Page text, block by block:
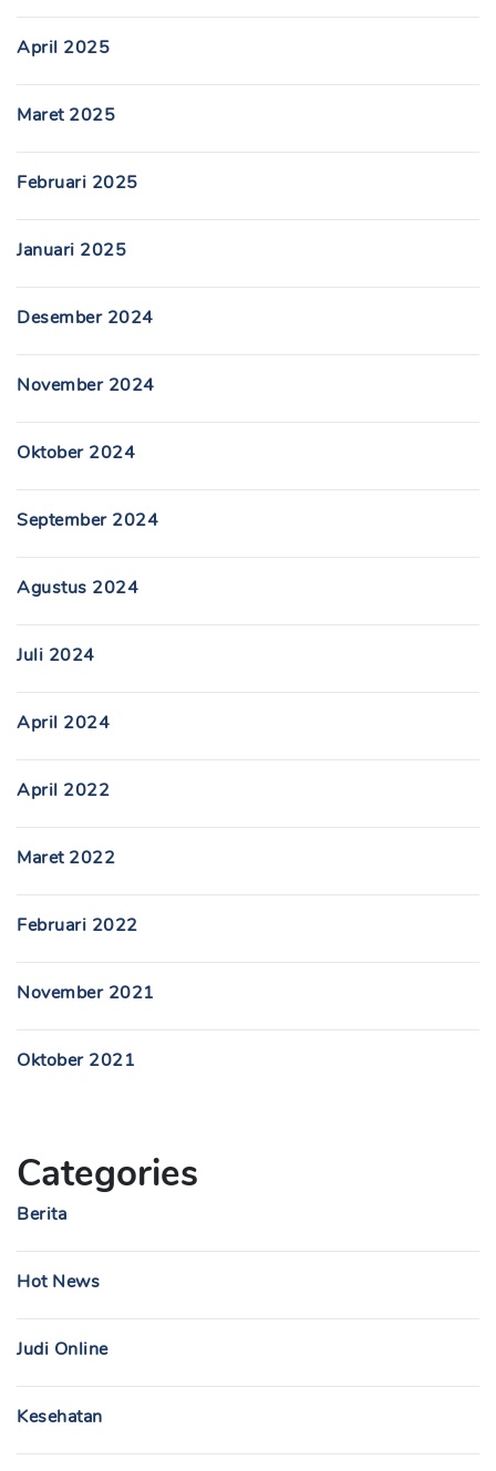
April 2025
Maret 2025
Februari 2025
Januari 2025
Desember 2024
November 2024
Oktober 2024
September 2024
Agustus 2024
Juli 2024
April 2024
April 2022
Maret 2022
Februari 2022
November 2021
Oktober 2021
Categories
Berita
Hot News
Judi Online
Kesehatan